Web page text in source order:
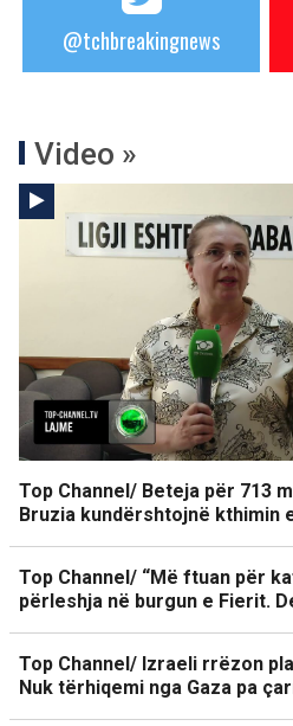
@tchbreakingnews
Video »
Top Channel/ Beteja për 713
Bruzia kundërshtojnë kthimin
Top Channel/ “Më ftuan për
përleshja në burgun e Fierit.
Top Channel/ Izraeli rrëzon
Nuk tërhiqemi nga Gaza pa